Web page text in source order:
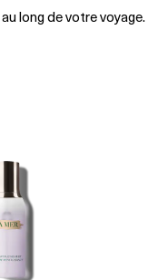
long de votre voyage.